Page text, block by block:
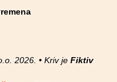
2026. • Kriv je Fiktiv